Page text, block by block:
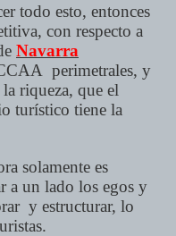
todo esto, entonces
con respecto a
Navarra
perimetrales, y
riqueza, que el
turístico tiene la
solamente es
a un lado los egos y
y estructurar, lo